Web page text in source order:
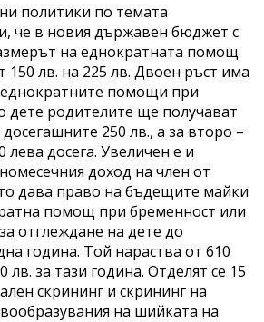
политики по темата
че в новия държавен бюджет с
на еднократната помощ
150 лв. на 225 лв. Двоен ръст има
помощи при
дете родителите ще получават
250 лв., а за второ –
лева досега. Увеличен е и
доход на член от
дава право на бъдещите майки
помощ при бременност или
отглеждане на дете до
година. Той нараства от 610
лв. за тази година. Отделят се 15
скрининг и скрининг на
на шийката на